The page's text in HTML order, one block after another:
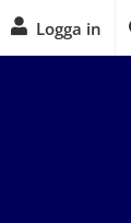
Logga in